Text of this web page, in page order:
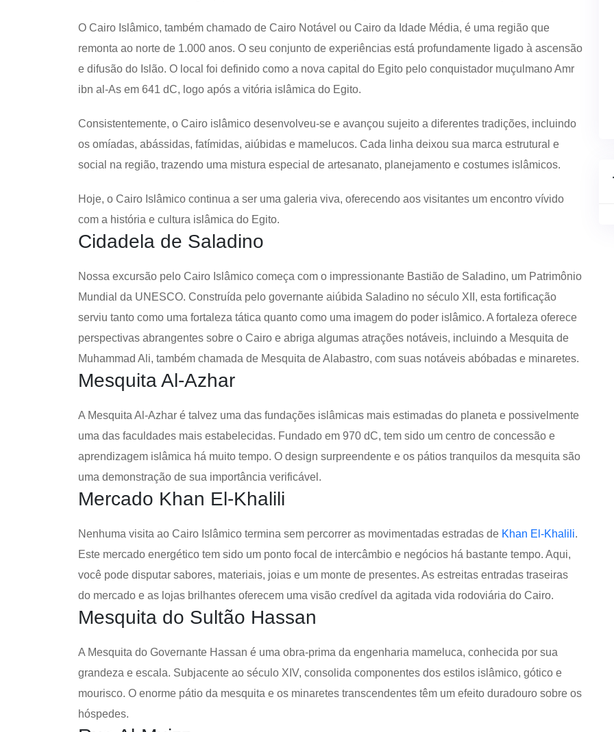
O Cairo Islâmico, também chamado de Cairo Notável ou Cairo da Idade Média, é uma região que
remonta ao norte de 1.000 anos. O seu conjunto de experiências está profundamente ligado à ascensão
e difusão do Islão. O local foi definido como a nova capital do Egito pelo conquistador muçulmano Amr
ibn al-As em 641 dC, logo após a vitória islâmica do Egito.
Consistentemente, o Cairo islâmico desenvolveu-se e avançou sujeito a diferentes tradições, incluindo
os omíadas, abássidas, fatímidas, aiúbidas e mamelucos. Cada linha deixou sua marca estrutural e
social na região, trazendo uma mistura especial de artesanato, planejamento e costumes islâmicos.
Hoje, o Cairo Islâmico continua a ser uma galeria viva, oferecendo aos visitantes um encontro vívido
com a história e cultura islâmica do Egito.
Cidadela de Saladino
Nossa excursão pelo Cairo Islâmico começa com o impressionante Bastião de Saladino, um Patrimônio
Mundial da UNESCO. Construída pelo governante aiúbida Saladino no século XII, esta fortificação
serviu tanto como uma fortaleza tática quanto como uma imagem do poder islâmico. A fortaleza oferece
perspectivas abrangentes sobre o Cairo e abriga algumas atrações notáveis, incluindo a Mesquita de
Muhammad Ali, também chamada de Mesquita de Alabastro, com suas notáveis ​​abóbadas e minaretes.
Mesquita Al-Azhar
A Mesquita Al-Azhar é talvez uma das fundações islâmicas mais estimadas do planeta e possivelmente
uma das faculdades mais estabelecidas. Fundado em 970 dC, tem sido um centro de concessão e
aprendizagem islâmica há muito tempo. O design surpreendente e os pátios tranquilos da mesquita são
uma demonstração de sua importância verificável.
Mercado Khan El-Khalili
Nenhuma visita ao Cairo Islâmico termina sem percorrer as movimentadas estradas de Khan El-Khalili.
Este mercado energético tem sido um ponto focal de intercâmbio e negócios há bastante tempo. Aqui,
você pode disputar sabores, materiais, joias e um monte de presentes. As estreitas entradas traseiras
do mercado e as lojas brilhantes oferecem uma visão credível da agitada vida rodoviária do Cairo.
Mesquita do Sultão Hassan
A Mesquita do Governante Hassan é uma obra-prima da engenharia mameluca, conhecida por sua
grandeza e escala. Subjacente ao século XIV, consolida componentes dos estilos islâmico, gótico e
mourisco. O enorme pátio da mesquita e os minaretes transcendentes têm um efeito duradouro sobre os
hóspedes.